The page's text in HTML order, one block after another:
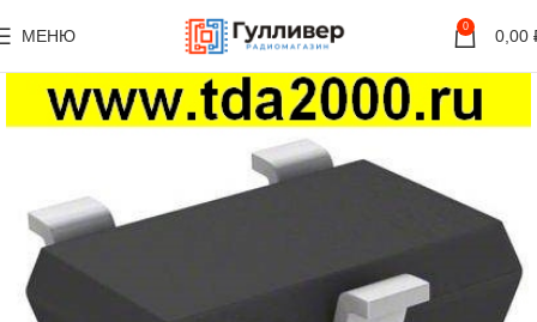
МЕНЮ 0 0,00